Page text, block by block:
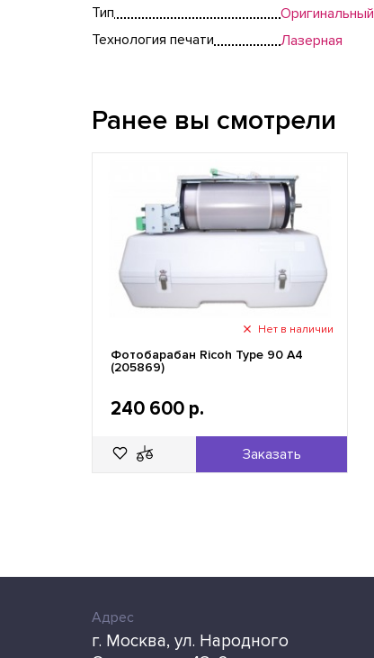
Тип
Оригинальный
Технология печати
Лазерная
Ранее вы смотрели
Нет в наличии
Фотобарабан Ricoh Type 90 A4
(205869)
240 600 р.
Заказать
Адрес
г. Москва, ул. Народного